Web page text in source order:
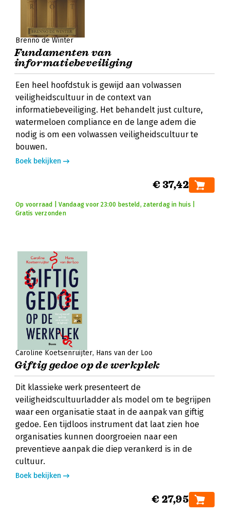
Brenno de Winter
Fundamenten van
informatiebeveiliging
Een heel hoofdstuk is gewijd aan volwassen
veiligheidscultuur in de context van
informatiebeveiliging. Het behandelt just culture,
watermeloen compliance en de lange adem die
nodig is om een volwassen veiligheidscultuur te
bouwen.
Boek bekijken
€ 37,42
Op voorraad | Vandaag voor 23:00 besteld, zaterdag in huis |
Gratis verzonden
Caroline Koetsenruijter Hans van der Loo
Giftig gedoe op de werkplek
Dit klassieke werk presenteert de
veiligheidscultuurladder als model om te begrijpen
waar een organisatie staat in de aanpak van giftig
gedoe. Een tijdloos instrument dat laat zien hoe
organisaties kunnen doorgroeien naar een
preventieve aanpak die diep verankerd is in de
cultuur.
Boek bekijken
€ 27,95